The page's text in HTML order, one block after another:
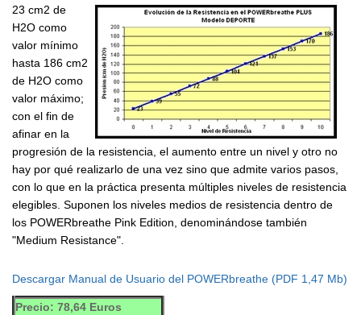
23 cm2 de
H2O como
valor mínimo
hasta 186 cm2
de H2O como
valor máximo;
con el fin de
afinar en la
progresión de la resistencia, el aumento entre un nivel y otro no
hay por qué realizarlo de una vez sino que admite varios pasos,
con lo que en la práctica presenta múltiples niveles de resistencia
elegibles. Suponen los niveles medios de resistencia dentro de
los POWERbreathe Pink Edition, denominándose también
"Medium Resistance".
Descargar Manual de Usuario del POWERbreathe (PDF 1,47 Mb)
Precio: 78,64 Euros